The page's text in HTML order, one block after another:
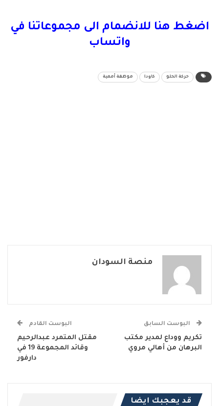
اضغط هنا للانضمام الى مجموعاتنا في
واتساب
حركة الحلو كاودا موظفة أممية
منصة السودان
البوست السابق
تكريم ووداع لمدير مكتب
البرهان من أهالي مروي
البوست القادم
مقتل المتمرد عبدالرحيم
وقائد المجموعة 19 في
دارفور
قد يعجبك ايضا